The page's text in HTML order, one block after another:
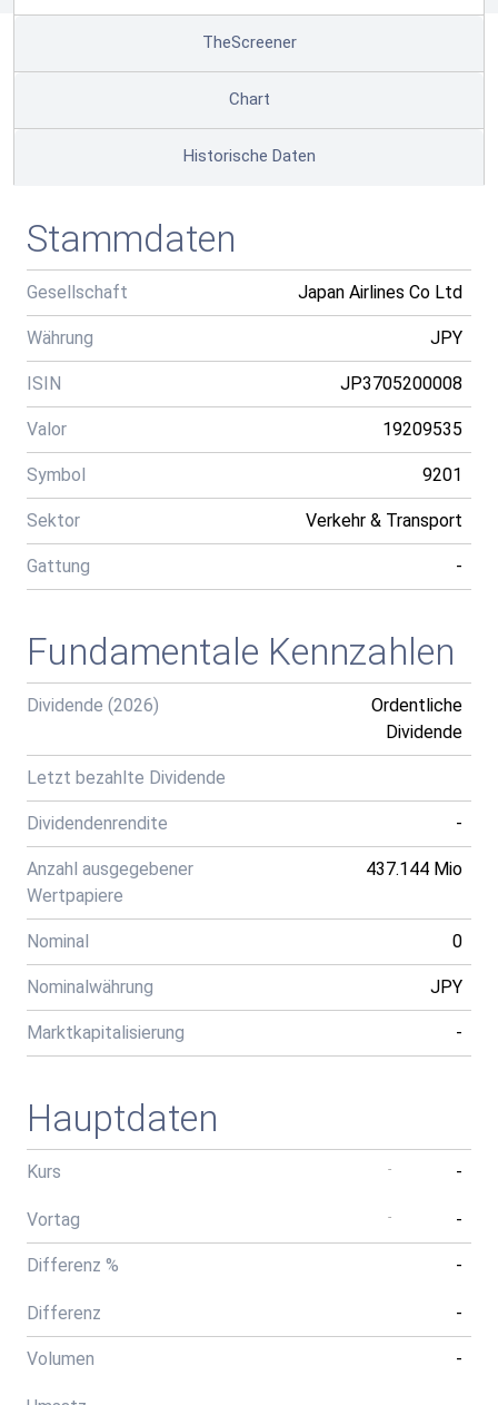
TheScreener
Chart
Historische Daten
Stammdaten
Gesellschaft Japan Airlines Co Ltd
Währung JPY
ISIN JP3705200008
Valor 19209535
Symbol 9201
Sektor Verkehr & Transport
Gattung -
Fundamentale Kennzahlen
Dividende (2026)
Ordentliche
Dividende
Letzt bezahlte Dividende
Dividendenrendite -
Anzahl ausgegebener
Wertpapiere
437.144 Mio
Nominal 0
Nominalwährung JPY
Marktkapitalisierung -
Hauptdaten
Kurs - -
Vortag - -
Differenz % -
Differenz -
Volumen -